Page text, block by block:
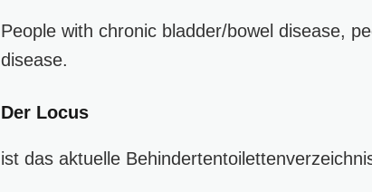
People with chronic bladder/bowel disease,
disease.
Der Locus
ist das aktuelle